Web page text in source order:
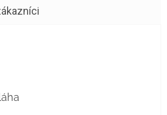
obchodu je 5 z 5 hvězdiček.
obchodu je 5 z 5 hvězdiček.